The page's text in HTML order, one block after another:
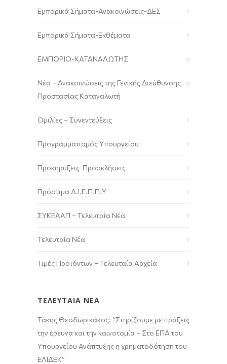
Εμπορικά Σήματα-Ανακοινώσεις-ΔΕΣ
Εμπορικά Σήματα-Εκθέματα
ΕΜΠΟΡΙΟ-ΚΑΤΑΝΑΛΩΤΗΣ
Νέα – Ανακοινώσεις της Γενικής Διεύθυνσης
Προστασίας Καταναλωτή
Ομιλίες – Συνεντεύξεις
Προγραμματισμός Υπουργείου
Προκηρύξεις-Προσκλήσεις
Πρόστιμα Δ.Ι.Ε.Π.Π.Υ
ΣΥΚΕΑΑΠ – Τελευταία Νέα
Τελευταία Νέα
Τιμές Προϊόντων – Τελευταία Αρχεία
ΤΕΛΕΥΤΑΙΑ ΝΕΑ
Τάκης Θεοδωρικάκος: “Στηρίζουμε με πράξεις
την έρευνα και την καινοτομία – Στο ΕΠΑ του
Υπουργείου Ανάπτυξης η χρηματοδότηση του
ΕΛΙΔΕΚ”